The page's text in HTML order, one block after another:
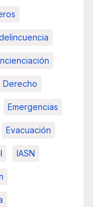
Derecho
Emergencias
Evacuación
IASN